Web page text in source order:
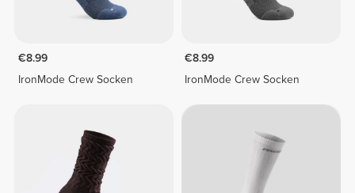
€8.99
IronMode Crew Socken
€8.99
IronMode Crew Socken